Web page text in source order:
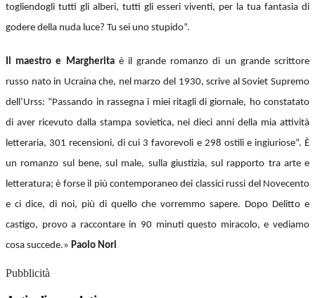
togliendogli tutti gli alberi, tutti gli esseri viventi, per la tua fantasia di
godere della nuda luce? Tu sei uno stupido”.
Il maestro e Margheritaè il grande romanzo di un grande scrittore
russo nato in Ucraina che, nel marzo del 1930, scrive al Soviet Supremo
dell’Urss: “Passando in rassegna i miei ritagli di giornale, ho constatato
di aver ricevuto dalla stampa sovietica, nei dieci anni della mia attività
letteraria, 301 recensioni, di cui 3 favorevoli e 298 ostili e ingiuriose”. È
un romanzo sul bene, sul male, sulla giustizia, sul rapporto tra arte e
letteratura; è forse il più contemporaneo dei classici russi del Novecento
e ci dice, di noi, più di quello che vorremmo sapere. Dopo Delitto e
castigo, provo a raccontare in 90 minuti questo miracolo, e vediamo
cosa succede.» Paolo Nori
Pubblicità